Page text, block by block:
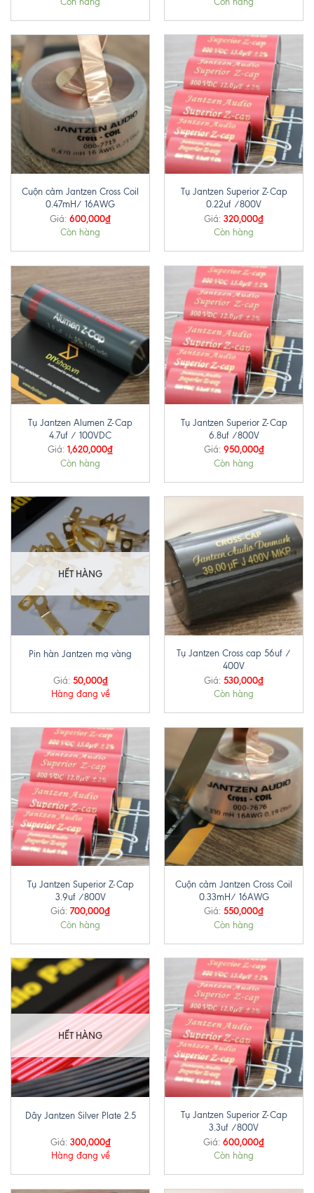
Cuộn cảm Jantzen Cross Coil
0.47mH/ 16AWG
Giá: 600,000₫
Còn hàng
Tụ Jantzen Superior Z-Cap
0.22uf /800V
Giá: 320,000₫
Còn hàng
Tụ Jantzen Alumen Z-Cap
4.7uf / 100VDC
Giá: 1,620,000₫
Còn hàng
Tụ Jantzen Superior Z-Cap
6.8uf /800V
Giá: 950,000₫
Còn hàng
HẾT HÀNG
Pin hàn Jantzen mạ vàng
Giá: 50,000₫
Hàng đang về
Tụ Jantzen Cross cap 56uf /
400V
Giá: 530,000₫
Còn hàng
Tụ Jantzen Superior Z-Cap
3.9uf /800V
Giá: 700,000₫
Còn hàng
Cuộn cảm Jantzen Cross Coil
0.33mH/ 16AWG
Giá: 550,000₫
Còn hàng
HẾT HÀNG
Dây Jantzen Silver Plate 2.5
Giá: 300,000₫
Hàng đang về
Tụ Jantzen Superior Z-Cap
3.3uf /800V
Giá: 600,000₫
Còn hàng